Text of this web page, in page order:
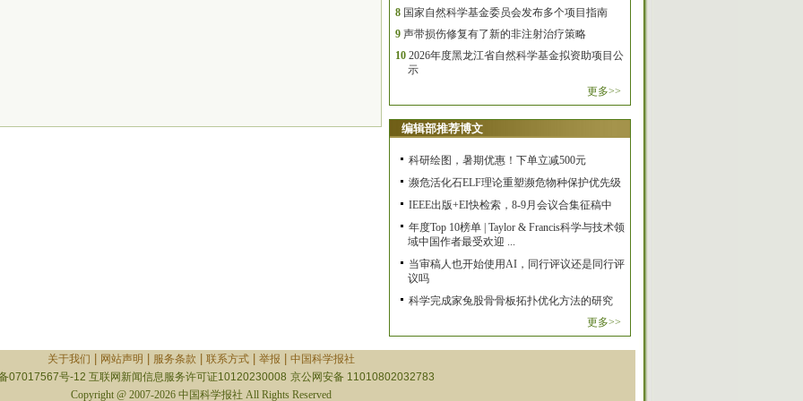
8 国家自然科学基金委员会发布多个项目指南
9 声带损伤修复有了新的非注射治疗策略
10 2026年度黑龙江省自然科学基金拟资助项目公
示
更多>>
编辑部推荐博文
科研绘图，暑期优惠！下单立减500元
濒危活化石ELF理论重塑濒危物种保护优先级
IEEE出版+EI快检索，8-9月会议合集征稿中
年度Top 10榜单 | Taylor & Francis科学与技术领
域中国作者最受欢迎 ...
当审稿人也开始使用AI，同行评议还是同行评
议吗
科学完成家兔股骨骨板拓扑优化方法的研究
更多>>
关于我们 网站声明 服务条款 联系方式| 举报
中国科学报社
07017567号-12 互联网新闻信息服务许可证10120230008 京公网安备 11010802032783
Copyright @ 2007-2026 中国科学报社 All Rights Reserved